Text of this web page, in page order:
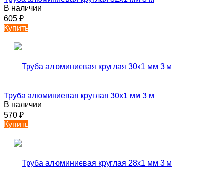
В наличии
605 ₽
Купить
Труба алюминиевая круглая 30х1 мм 3 м
В наличии
570 ₽
Купить